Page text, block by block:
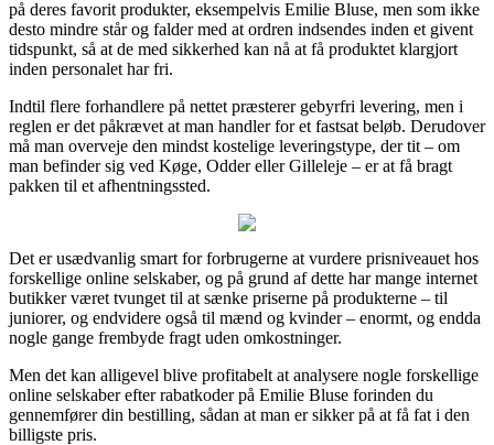
på deres favorit produkter, eksempelvis Emilie Bluse, men som ikke
desto mindre står og falder med at ordren indsendes inden et givent
tidspunkt, så at de med sikkerhed kan nå at få produktet klargjort
inden personalet har fri.
Indtil flere forhandlere på nettet præsterer gebyrfri levering, men i
reglen er det påkrævet at man handler for et fastsat beløb. Derudover
må man overveje den mindst kostelige leveringstype, der tit – om
man befinder sig ved Køge, Odder eller Gilleleje – er at få bragt
pakken til et afhentningssted.
Det er usædvanlig smart for forbrugerne at vurdere prisniveauet hos
forskellige online selskaber, og på grund af dette har mange internet
butikker været tvunget til at sænke priserne på produkterne – til
juniorer, og endvidere også til mænd og kvinder – enormt, og endda
nogle gange frembyde fragt uden omkostninger.
Men det kan alligevel blive profitabelt at analysere nogle forskellige
online selskaber efter rabatkoder på Emilie Bluse forinden du
gennemfører din bestilling, sådan at man er sikker på at få fat i den
billigste pris.